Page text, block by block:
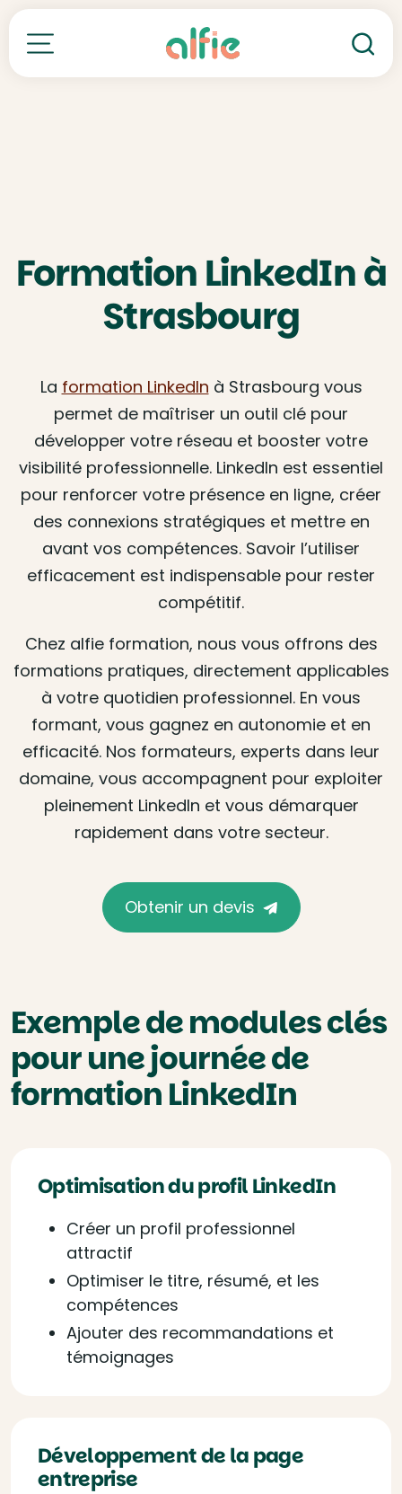
Toutes nos formations
Formation LinkedIn à
Strasbourg
La formation LinkedIn à Strasbourg vous
permet de maîtriser un outil clé pour
développer votre réseau et booster votre
visibilité professionnelle. LinkedIn est essentiel
pour renforcer votre présence en ligne, créer
des connexions stratégiques et mettre en
avant vos compétences. Savoir l’utiliser
efficacement est indispensable pour rester
compétitif.
Chez alfie formation, nous vous offrons des
formations pratiques, directement applicables
à votre quotidien professionnel. En vous
formant, vous gagnez en autonomie et en
efficacité. Nos formateurs, experts dans leur
domaine, vous accompagnent pour exploiter
pleinement LinkedIn et vous démarquer
rapidement dans votre secteur.
Obtenir un devis
Exemple de modules clés
pour une journée de
formation LinkedIn
Optimisation du profil LinkedIn
Créer un profil professionnel
attractif
Optimiser le titre, résumé, et les
compétences
Ajouter des recommandations et
témoignages
Développement de la page
entreprise